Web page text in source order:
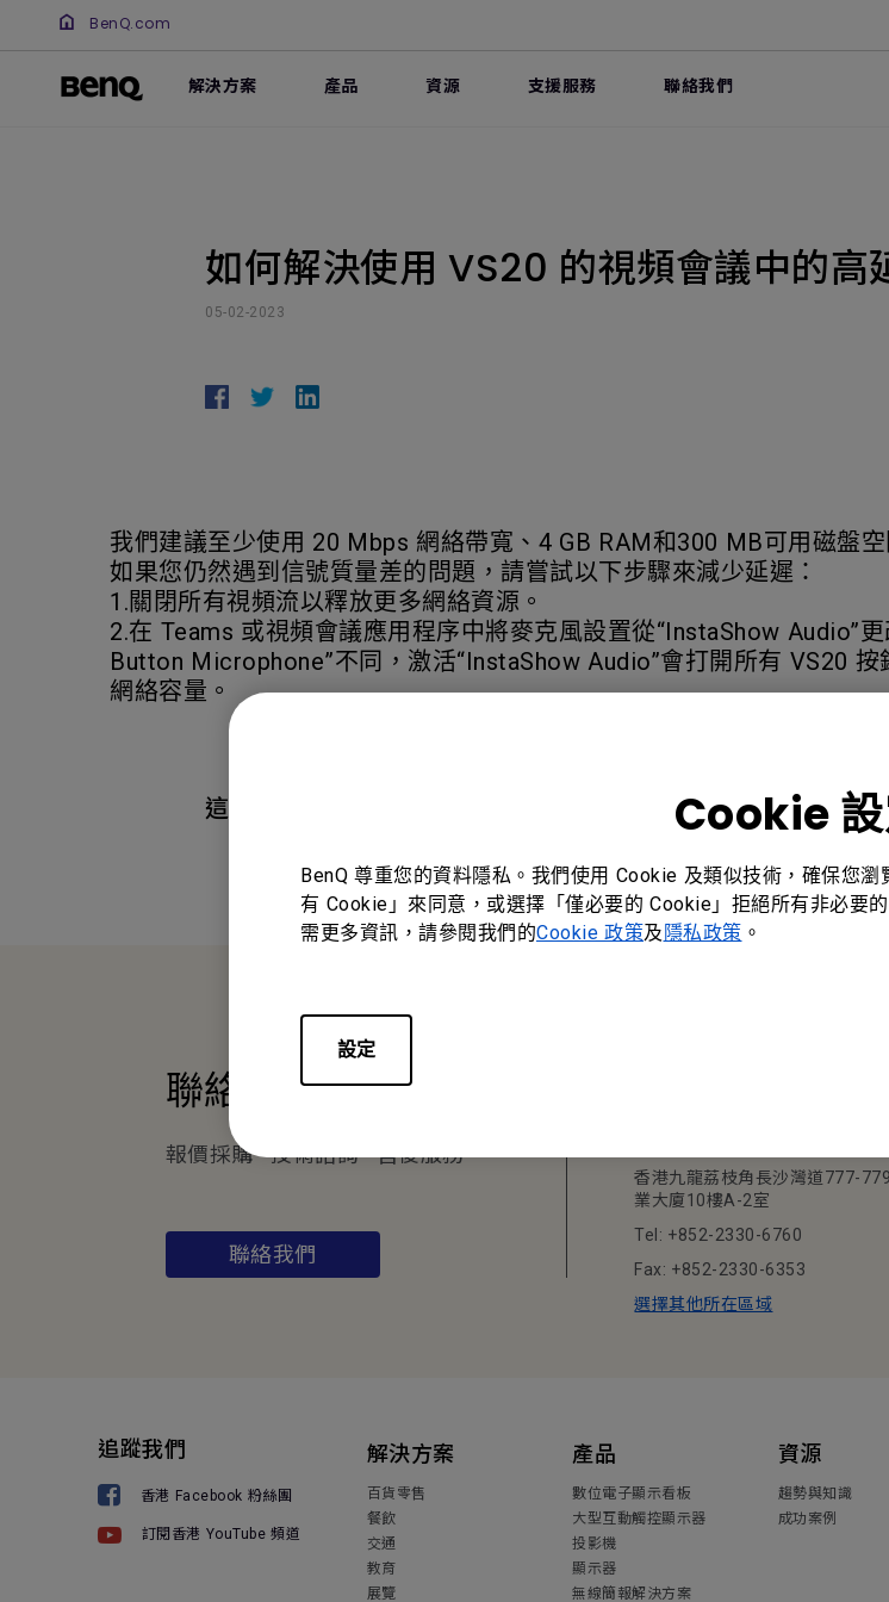
Cookie
BenQ 尊重您的資料隱私。我們使用 Cookie 及類似技術，確保您
有 Cookie」來同意，或選擇「僅必要的 Cookie」拒絕所有非必要
需更多資訊，請參閱我們的Cookie 政策及 隱私政策 。
設定
BenQ.com
解決方案 產品 資源 支援服務 聯絡我們
如何解決使用 VS20 的視頻會議中的高
05-02-2023
我們建議至少使用 20 Mbps 網絡帶寬、4 GB RAM和300 MB可用磁盤空
如果您仍然遇到信號質量差的問題，請嘗試以下步驟來減少延遲：
1.關閉所有視頻流以釋放更多網絡資源。
2.在 Teams 或視頻會議應用程序中將麥克風設置從“InstaShow Audio”
Button Microphone”不同，激活“InstaShow Audio”會打開所有 VS20
網絡容量。
這篇文章是否對您有幫助?
聯絡我們
報價採購 · 技術諮詢 · 售後服務
聯絡我們
香港九龍荔枝角長沙灣道777-
業大廈10樓A-2室
Tel: +852-2330-6760
Fax: +852-2330-6353
選擇其他所在區域
追蹤我們
香港 Facebook 粉絲團
訂閱香港 YouTube 頻道
解決方案
百貨零售
餐飲
交通
教育
展覽
產品
數位電子顯示看板
大型互動觸控顯示器
投影機
顯示器
無線簡報解決方案
資源
趨勢與知識
成功案例